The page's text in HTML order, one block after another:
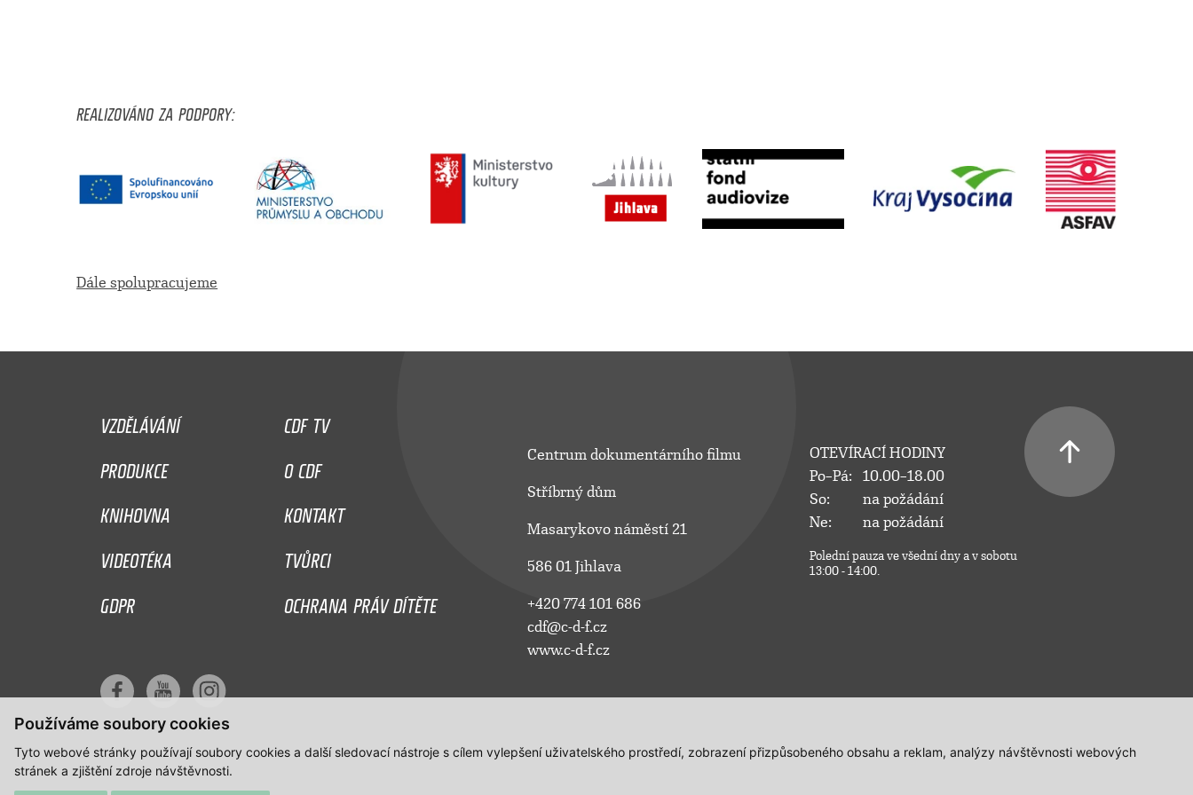
Používáme soubory cookies
Tyto webové stránky používají soubory cookies a další sledovací nástroje s cílem vylepšení uživatelského prostředí, zobrazení přizpůsobeného obsahu a reklam, analýzy návštěvnosti webových
stránek a zjištění zdroje návštěvnosti.
REALIZOVÁNO ZA PODPORY:
Dále spolupracujeme
VZDĚLÁVÁNÍ
CDF TV
PRODUKCE
O CDF
KNIHOVNA
KONTAKT
VIDEOTÉKA
TVŮRCI
GDPR
OCHRANA PRÁV DÍTĚTE
Centrum dokumentárního filmu
Stříbrný dům
Masarykovo náměstí 21
586 01 Jihlava
+420 774 101 686
cdf@c-d-f.cz
www.c-d-f.cz
OTEVÍRACÍ HODINY
Po–Pá:
10.00–18.00
So:
na požádání
Ne:
na požádání
Polední pauza ve všední dny a v sobotu
13:00 - 14:00.